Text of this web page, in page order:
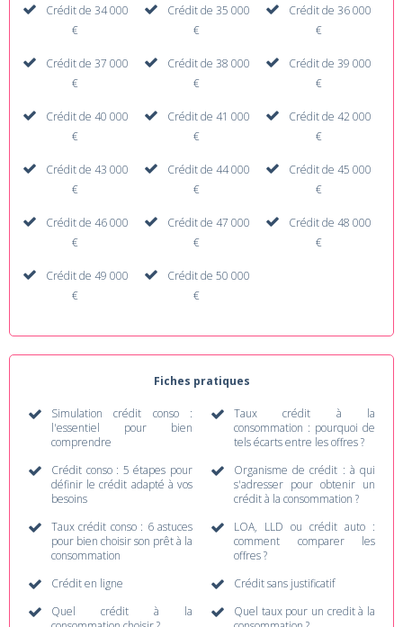
Crédit de 34 000
€
Crédit de 35 000
€
Crédit de 36 000
€
Crédit de 37 000
€
Crédit de 38 000
€
Crédit de 39 000
€
Crédit de 40 000
€
Crédit de 41 000
€
Crédit de 42 000
€
Crédit de 43 000
€
Crédit de 44 000
€
Crédit de 45 000
€
Crédit de 46 000
€
Crédit de 47 000
€
Crédit de 48 000
€
Crédit de 49 000
€
Crédit de 50 000
€
Fiches pratiques
Simulation crédit conso :
l'essentiel pour bien
comprendre
Taux crédit à la
consommation : pourquoi de
tels écarts entre les offres ?
Crédit conso : 5 étapes pour
définir le crédit adapté à vos
besoins
Organisme de crédit : à qui
s'adresser pour obtenir un
crédit à la consommation ?
Taux crédit conso : 6 astuces
pour bien choisir son prêt à la
consommation
LOA, LLD ou crédit auto :
comment comparer les
offres ?
Crédit en ligne
Crédit sans justificatif
Quel crédit à la
Quel taux pour un credit à la